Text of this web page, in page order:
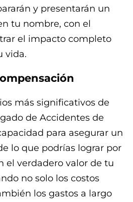
y presentarán un
tu nombre, con el
el impacto completo
vida.
más significativos de
de Accidentes de
para asegurar un
lo que podrías lograr por
el verdadero valor de tu
no solo los costos
los gastos a largo